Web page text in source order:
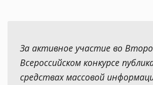
За активное участие во
Всероссийском конкурсе
средствах массовой